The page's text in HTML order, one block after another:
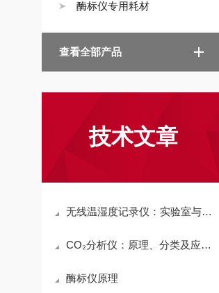
酶标仪专用耗材
查看全部产品
技术文章
无线温湿度记录仪：实验室与环境质控的智能监控专家
CO₂分析仪：原理、分类及应用全面解析
酶标仪原理